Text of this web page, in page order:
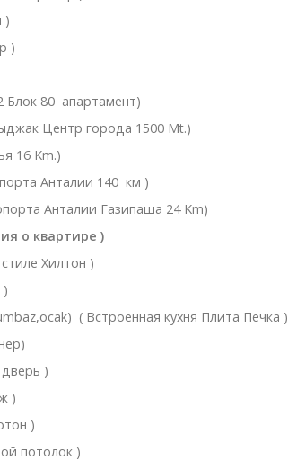
)
)
80 апартамент)
Центр города 1500 Mt.)
Km.)
Анталии 140 км )
Анталии Газипаша 24 Km)
о квартире )
Хилтон )
( Встроенная кухня Плита Печка )
)
)
)
)